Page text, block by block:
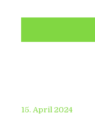
15. April 2024